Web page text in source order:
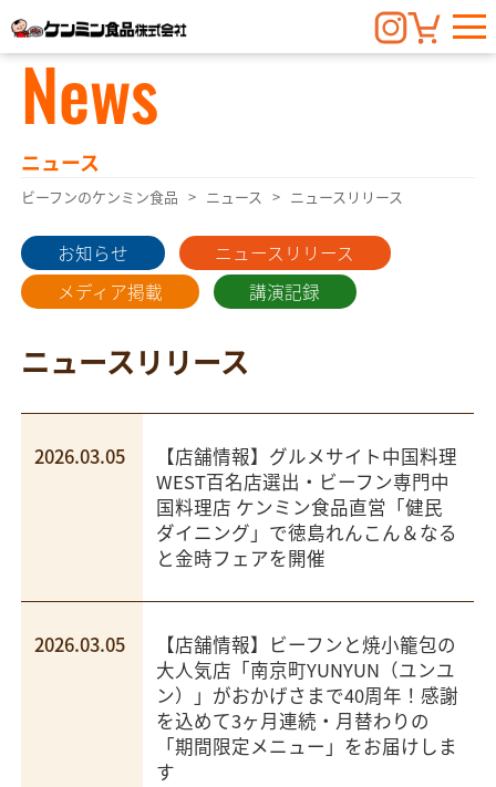
News
ニュース
ビーフンのケンミン食品 ニュース ニュースリリース
お知らせ
ニュースリリース
メディア掲載
講演記録
ニュースリリース
2026.03.05
【店舗情報】グルメサイト中国料理
WEST百名店選出・ビーフン専門中
国料理店 ケンミン食品直営「健民
ダイニング」で徳島れんこん＆なる
と金時フェアを開催
2026.03.05
【店舗情報】ビーフンと焼小籠包の
大人気店「南京町YUNYUN（ユンユ
ン）」がおかげさまで40周年！感謝
を込めて3ヶ月連続・月替わりの
「期間限定メニュー」をお届けしま
す